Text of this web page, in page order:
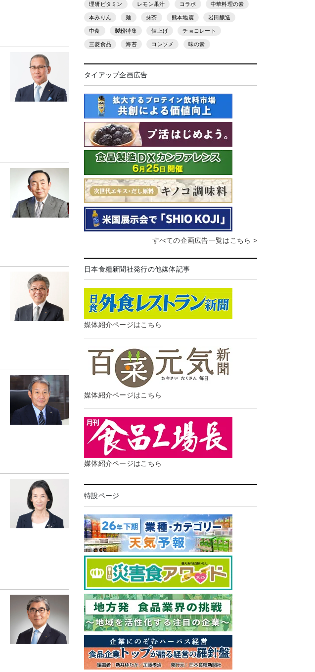
理研ビタミン レモン果汁 コラボ 中華料理の素
本みりん 麺 抹茶 熊本地震 岩田醸造
中食 製粉特集 値上げ チョコレート
三菱食品 海苔 コンソメ 味の素
タイアップ企画広告
すべての企画広告一覧はこちら >
日本食糧新聞社発行の他媒体記事
媒体紹介ページはこちら
媒体紹介ページはこちら
媒体紹介ページはこちら
特設ページ